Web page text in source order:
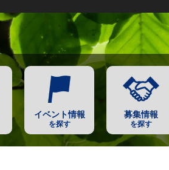
イベント情報
を探す
募集情報
を探す